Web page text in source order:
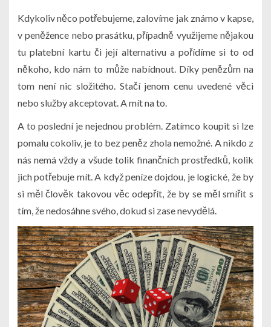
Kdykoliv něco potřebujeme, zalovíme jak známo v kapse,
v peněžence nebo prasátku, případně využijeme nějakou
tu platební kartu či její alternativu a pořídíme si to od
někoho, kdo nám to může nabídnout. Díky penězům na
tom není nic složitého. Stačí jenom cenu uvedené věci
nebo služby akceptovat. A mít na to.
A to poslední je nejednou problém. Zatímco koupit si lze
pomalu cokoliv, je to bez peněz zhola nemožné. A nikdo z
nás nemá vždy a všude tolik finančních prostředků, kolik
jich potřebuje mít. A když peníze dojdou, je logické, že by
si měl člověk takovou věc odepřít, že by se měl smířit s
tím, že nedosáhne svého, dokud si zase nevydělá.